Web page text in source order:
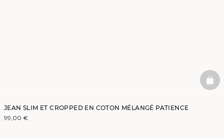
JEAN SLIM ET CROPPED EN COTON MÉLANGÉ PATIENCE
99,00 €